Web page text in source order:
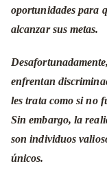
oportunidades para
alcanzar sus metas.
enfrentan
les trata como si no
Sin embargo, la
son individuos
únicos.